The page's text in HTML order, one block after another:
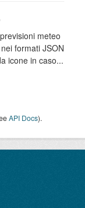
meteo
formati JSON
icone in caso...
API Docs).